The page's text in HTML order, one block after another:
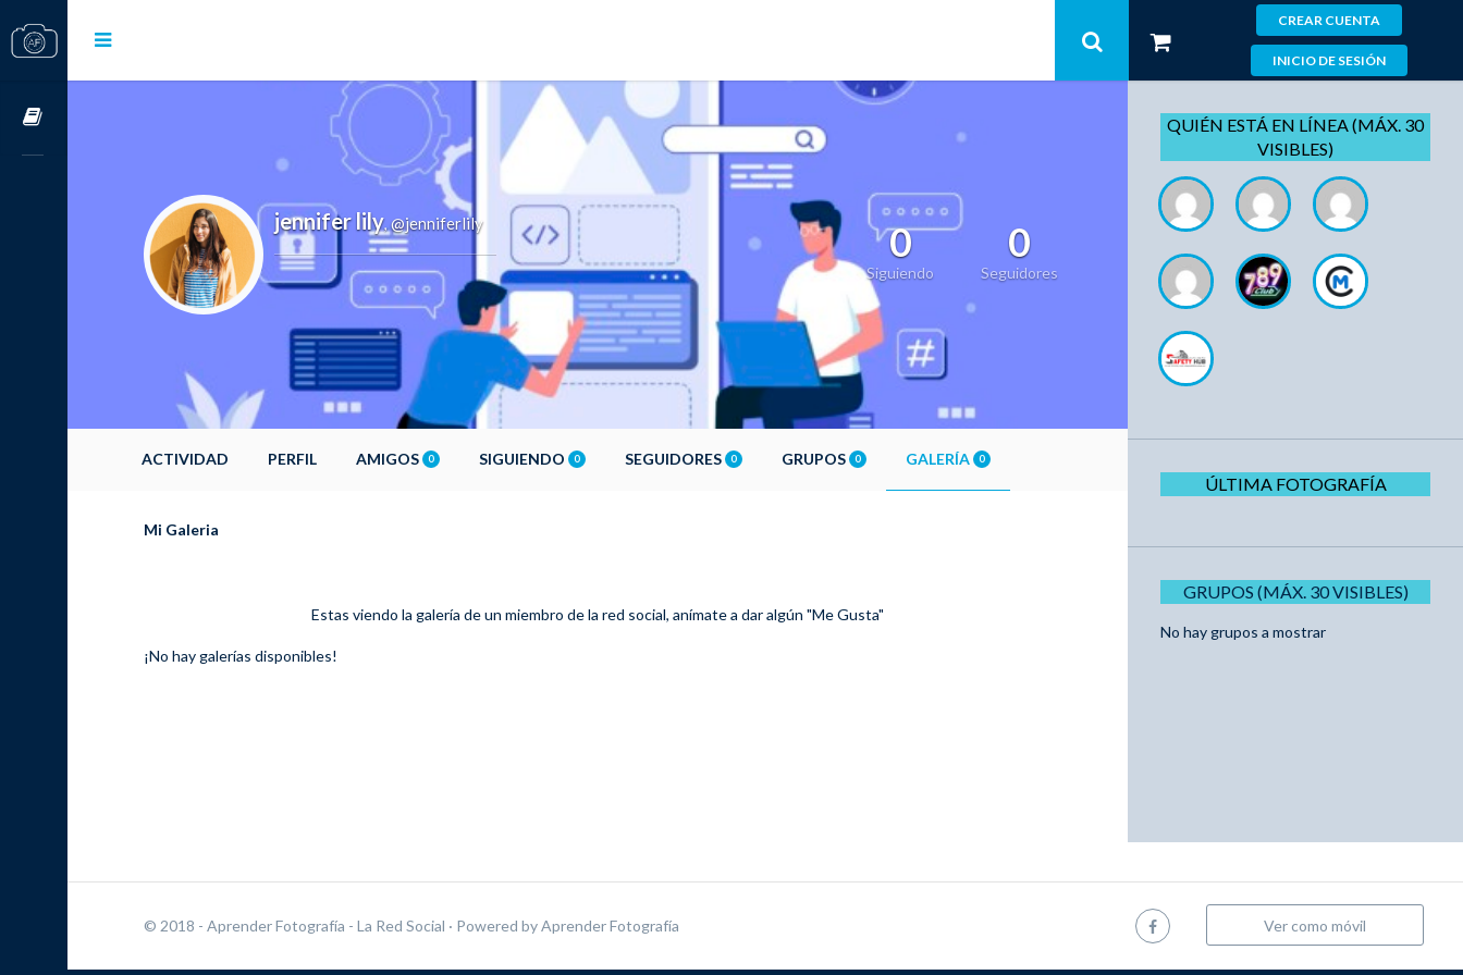
CREAR CUENTA
INICIO DE SESIÓN
jennifer lily, @jenniferlily 0
Siguiendo
0
Seguidores
ACTIVIDAD PERFIL AMIGOS 0 SIGUIENDO 0 SEGUIDORES 0 GRUPOS 0 GALERÍA 0
Mi Galeria
Estas viendo la galería de un miembro de la red social, anímate a dar algún "Me Gusta"
¡No hay galerías disponibles!
QUIÉN ESTÁ EN LÍNEA (MÁX. 30
VISIBLES)
ÚLTIMA FOTOGRAFÍA
GRUPOS (MÁX. 30 VISIBLES)
No hay grupos a mostrar
© 2018 - Aprender Fotografía - La Red Social · Powered byAprender Fotografía